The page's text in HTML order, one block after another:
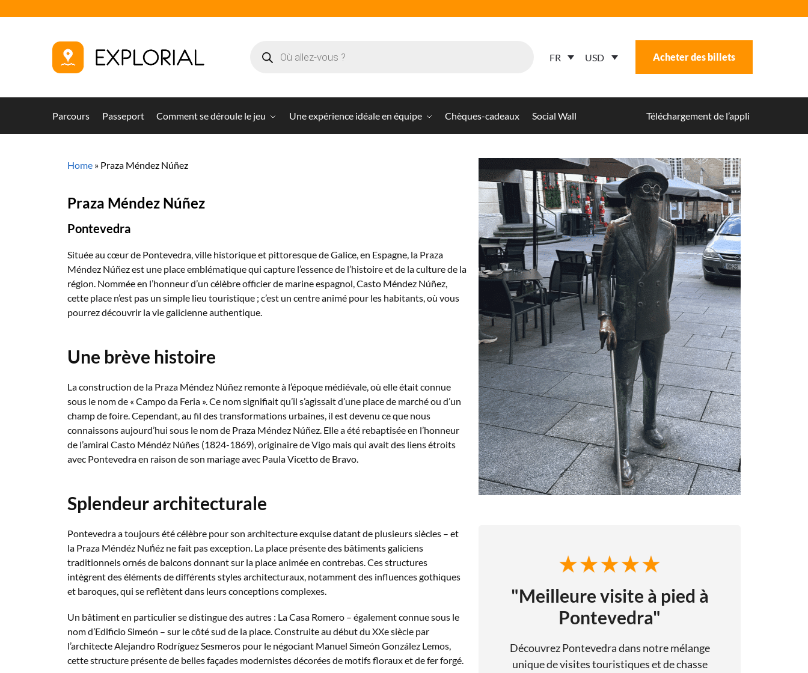
FR USD Acheter des billets
Parcours Passeport Comment se déroule le jeu Une expérience idéale en équipe Chèques-cadeaux Social Wall Téléchargement de l’appli
Home » Praza Méndez Núñez
Praza Méndez Núñez
Pontevedra
Située au cœur de Pontevedra, ville historique et pittoresque de Galice, en Espagne, la Praza
Méndez Núñez est une place emblématique qui capture l’essence de l’histoire et de la culture de la
région. Nommée en l’honneur d’un célèbre officier de marine espagnol, Casto Méndez Núñez,
cette place n’est pas un simple lieu touristique ; c’est un centre animé pour les habitants, où vous
pourrez découvrir la vie galicienne authentique.
Une brève histoire
La construction de la Praza Méndez Núñez remonte à l’époque médiévale, où elle était connue
sous le nom de « Campo da Feria ». Ce nom signifiait qu’il s’agissait d’une place de marché ou d’un
champ de foire. Cependant, au fil des transformations urbaines, il est devenu ce que nous
connaissons aujourd’hui sous le nom de Praza Méndez Núñez. Elle a été rebaptisée en l’honneur
de l’amiral Casto Méndéz Núñes (1824-1869), originaire de Vigo mais qui avait des liens étroits
avec Pontevedra en raison de son mariage avec Paula Vicetto de Bravo.
Splendeur architecturale
Pontevedra a toujours été célèbre pour son architecture exquise datant de plusieurs siècles – et
la Praza Méndéz Nuńéz ne fait pas exception. La place présente des bâtiments galiciens
traditionnels ornés de balcons donnant sur la place animée en contrebas. Ces structures
intègrent des éléments de différents styles architecturaux, notamment des influences gothiques
et baroques, qui se reflètent dans leurs conceptions complexes.
Un bâtiment en particulier se distingue des autres : La Casa Romero – également connue sous le
nom d’Edificio Simeón – sur le côté sud de la place. Construite au début du XXe siècle par
l’architecte Alejandro Rodríguez Sesmeros pour le négociant Manuel Simeón González Lemos,
cette structure présente de belles façades modernistes décorées de motifs floraux et de fer forgé.
"Meilleure visite à pied à
Pontevedra"
Découvrez Pontevedra dans notre mélange
unique de visites touristiques et de chasse